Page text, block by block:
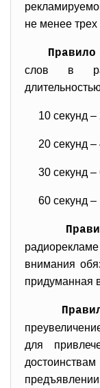
не менее трех
слов в
10 секунд
20 секунд
30 секунд
60 секунд
внимания
придуманная
для